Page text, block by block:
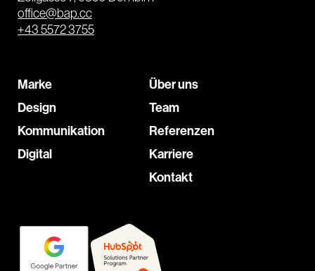
office@bap.cc
+43 5572 3755
Marke
Design
Kommunikation
Digital
Über uns
Team
Referenzen
Karriere
Kontakt